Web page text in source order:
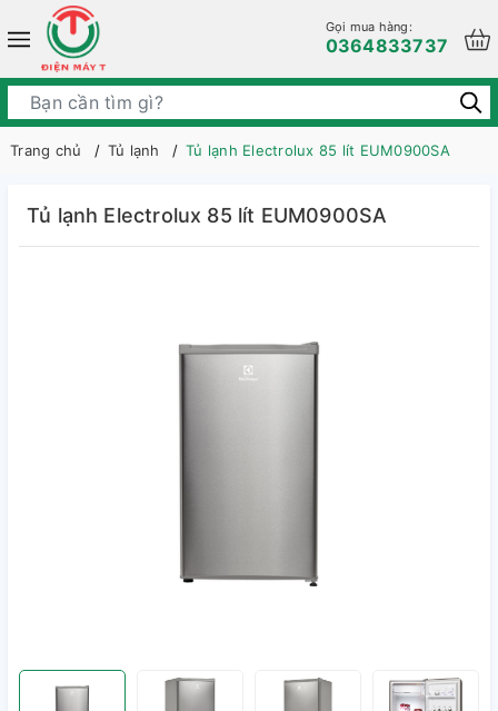
Gọi mua hàng:
0364833737
Trang chủ Tủ lạnh Tủ lạnh Electrolux 85 lít EUM0900SA
Tủ lạnh Electrolux 85 lít EUM0900SA